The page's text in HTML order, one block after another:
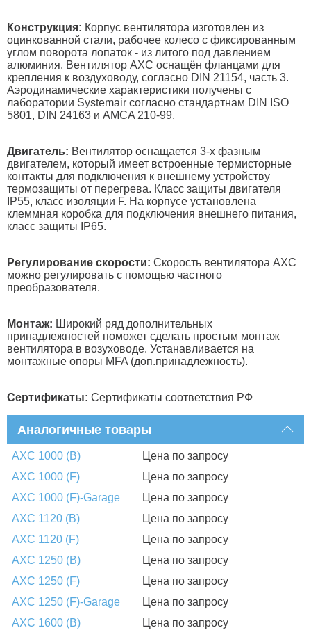
Конструкция: Корпус вентилятора изготовлен из
оцинкованной стали, рабочее колесо с фиксированным
углом поворота лопаток - из литого под давлением
алюминия. Вентилятор AXC оснащён фланцами для
крепления к воздуховоду, согласно DIN 21154, часть 3.
Аэродинамические характеристики получены с
лаборатории Systemair согласно стандартнам DIN ISO
5801, DIN 24163 и AMCA 210-99.
Двигатель: Вентилятор оснащается 3-х фазным
двигателем, который имеет встроенные термисторные
контакты для подключения к внешнему устройству
термозащиты от перегрева. Класс защиты двигателя
IP55, класс изоляции F. На корпусе установлена
клеммная коробка для подключения внешнего питания,
класс защиты IP65.
Регулирование скорости: Скорость вентилятора AXC
можно регулировать с помощью частного
преобразователя.
Монтаж: Широкий ряд дополнительных
принадлежностей поможет сделать простым монтаж
вентилятора в возуховоде. Устанавливается на
монтажные опоры MFA (доп.принадлежность).
Сертификаты: Сертификаты соответствия РФ
Аналогичные товары
AXC 1000 (B)
Цена по запросу
AXC 1000 (F)
Цена по запросу
AXC 1000 (F)-Garage
Цена по запросу
AXC 1120 (B)
Цена по запросу
AXC 1120 (F)
Цена по запросу
AXC 1250 (B)
Цена по запросу
AXC 1250 (F)
Цена по запросу
AXC 1250 (F)-Garage
Цена по запросу
AXC 1600 (B)
Цена по запросу